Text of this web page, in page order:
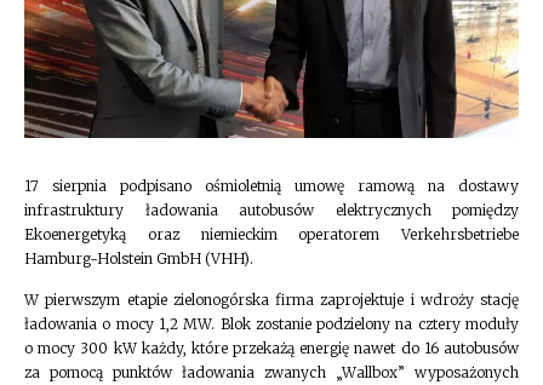
17 sierpnia podpisano ośmioletnią umowę ramową na dostawy
infrastruktury ładowania autobusów elektrycznych pomiędzy
Ekoenergetyką oraz niemieckim operatorem Verkehrsbetriebe
Hamburg-Holstein GmbH (VHH).
W pierwszym etapie zielonogórska firma zaprojektuje i wdroży stację
ładowania o mocy 1,2 MW. Blok zostanie podzielony na cztery moduły
o mocy 300 kW każdy, które przekażą energię nawet do 16 autobusów
za pomocą punktów ładowania zwanych „Wallbox” wyposażonych